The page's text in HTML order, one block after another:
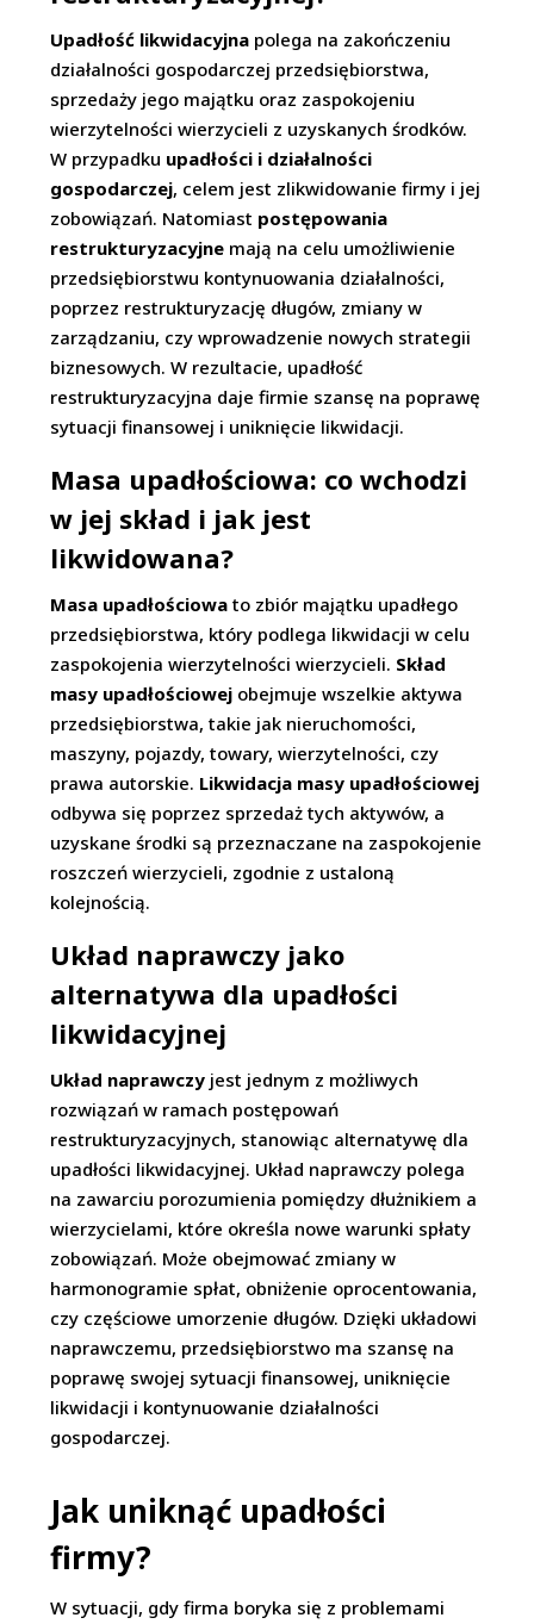
Upadłość likwidacyjna polega na zakończeniu
działalności gospodarczej przedsiębiorstwa,
sprzedaży jego majątku oraz zaspokojeniu
wierzytelności wierzycieli z uzyskanych środków.
W przypadku upadłości i działalności
gospodarczej, celem jest zlikwidowanie firmy i jej
zobowiązań. Natomiast postępowania
restrukturyzacyjne mają na celu umożliwienie
przedsiębiorstwu kontynuowania działalności,
poprzez restrukturyzację długów, zmiany w
zarządzaniu, czy wprowadzenie nowych strategii
biznesowych. W rezultacie, upadłość
restrukturyzacyjna daje firmie szansę na poprawę
sytuacji finansowej i uniknięcie likwidacji.
Masa upadłościowa: co wchodzi
w jej skład i jak jest
likwidowana?
Masa upadłościowa to zbiór majątku upadłego
przedsiębiorstwa, który podlega likwidacji w celu
zaspokojenia wierzytelności wierzycieli. Skład
masy upadłościowej obejmuje wszelkie aktywa
przedsiębiorstwa, takie jak nieruchomości,
maszyny, pojazdy, towary, wierzytelności, czy
prawa autorskie. Likwidacja masy upadłościowej
odbywa się poprzez sprzedaż tych aktywów, a
uzyskane środki są przeznaczane na zaspokojenie
roszczeń wierzycieli, zgodnie z ustaloną
kolejnością.
Układ naprawczy jako
alternatywa dla upadłości
likwidacyjnej
Układ naprawczy jest jednym z możliwych
rozwiązań w ramach postępowań
restrukturyzacyjnych, stanowiąc alternatywę dla
upadłości likwidacyjnej. Układ naprawczy polega
na zawarciu porozumienia pomiędzy dłużnikiem a
wierzycielami, które określa nowe warunki spłaty
zobowiązań. Może obejmować zmiany w
harmonogramie spłat, obniżenie oprocentowania,
czy częściowe umorzenie długów. Dzięki układowi
naprawczemu, przedsiębiorstwo ma szansę na
poprawę swojej sytuacji finansowej, uniknięcie
likwidacji i kontynuowanie działalności
gospodarczej.
Jak uniknąć upadłości
firmy?
W sytuacji, gdy firma boryka się z problemami